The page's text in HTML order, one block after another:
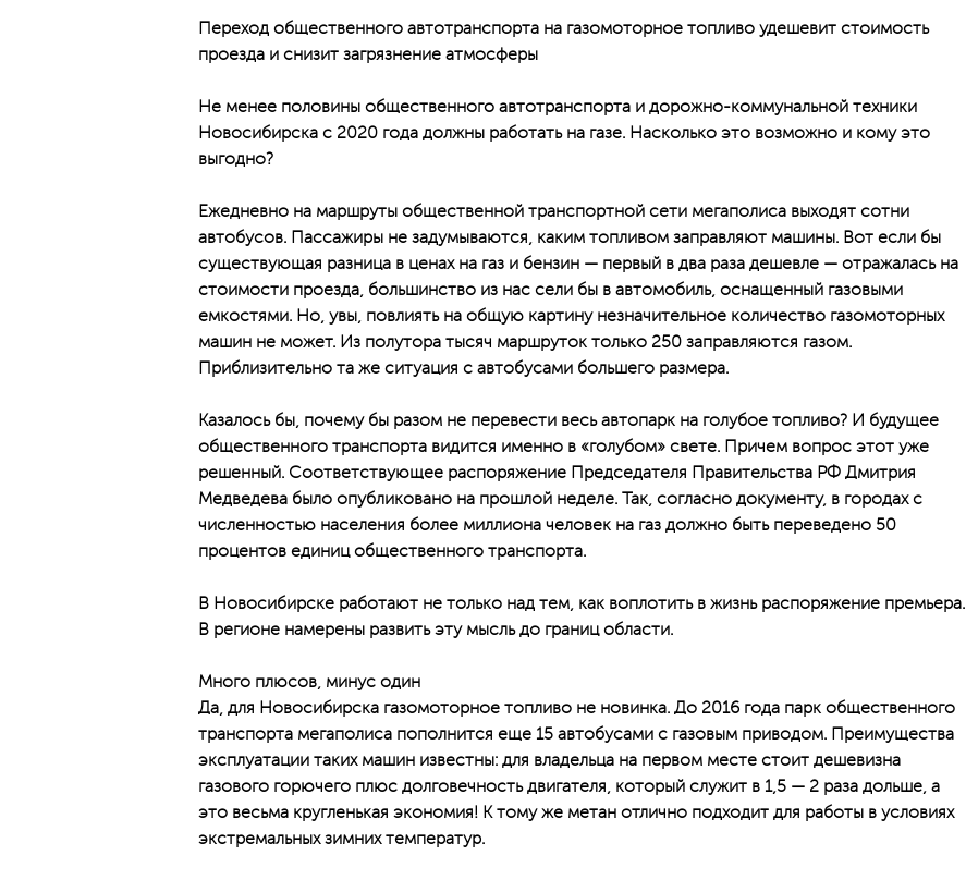
Переход общественного автотранспорта на газомоторное топливо удешевит стоимость
проезда и снизит загрязнение атмосферы
Не менее половины общественного автотранспорта и дорожно-коммунальной техники
Новосибирска с 2020 года должны работать на газе. Насколько это возможно и кому это
выгодно?
Ежедневно на маршруты общественной транспортной сети мегаполиса выходят сотни
автобусов. Пассажиры не задумываются, каким топливом заправляют машины. Вот если бы
существующая разница в ценах на газ и бензин — первый в два раза дешевле — отражалась на
стоимости проезда, большинство из нас сели бы в автомобиль, оснащенный газовыми
емкостями. Но, увы, повлиять на общую картину незначительное количество газомоторных
машин не может. Из полутора тысяч маршруток только 250 заправляются газом.
Приблизительно та же ситуация с автобусами большего размера.
Казалось бы, почему бы разом не перевести весь автопарк на голубое топливо? И будущее
общественного транспорта видится именно в «голубом» свете. Причем вопрос этот уже
решенный. Соответствующее распоряжение Председателя Правительства РФ Дмитрия
Медведева было опубликовано на прошлой неделе. Так, согласно документу, в городах с
численностью населения более миллиона человек на газ должно быть переведено 50
процентов единиц общественного транспорта.
В Новосибирске работают не только над тем, как воплотить в жизнь распоряжение премьера.
В регионе намерены развить эту мысль до границ области.
Много плюсов, минус один
Да, для Новосибирска газомоторное топливо не новинка. До 2016 года парк общественного
транспорта мегаполиса пополнится еще 15 автобусами с газовым приводом. Преимущества
эксплуатации таких машин известны: для владельца на первом месте стоит дешевизна
газового горючего плюс долговечность двигателя, который служит в 1,5 — 2 раза дольше, а
это весьма кругленькая экономия! К тому же метан отлично подходит для работы в условиях
экстремальных зимних температур.